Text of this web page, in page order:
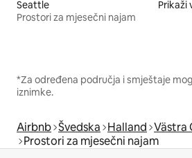
Seattle
Prostori za mjesečni najam
Prikaži
*Za određena područja i smještaje
iznimke.
Airbnb Švedska Halland Västra
Prostori za mjesečni najam